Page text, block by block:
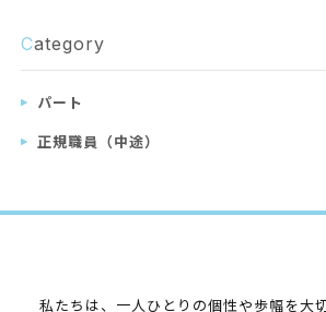
Category
パート
正規職員（中途）
私たちは、一人ひとりの個性や歩幅を大